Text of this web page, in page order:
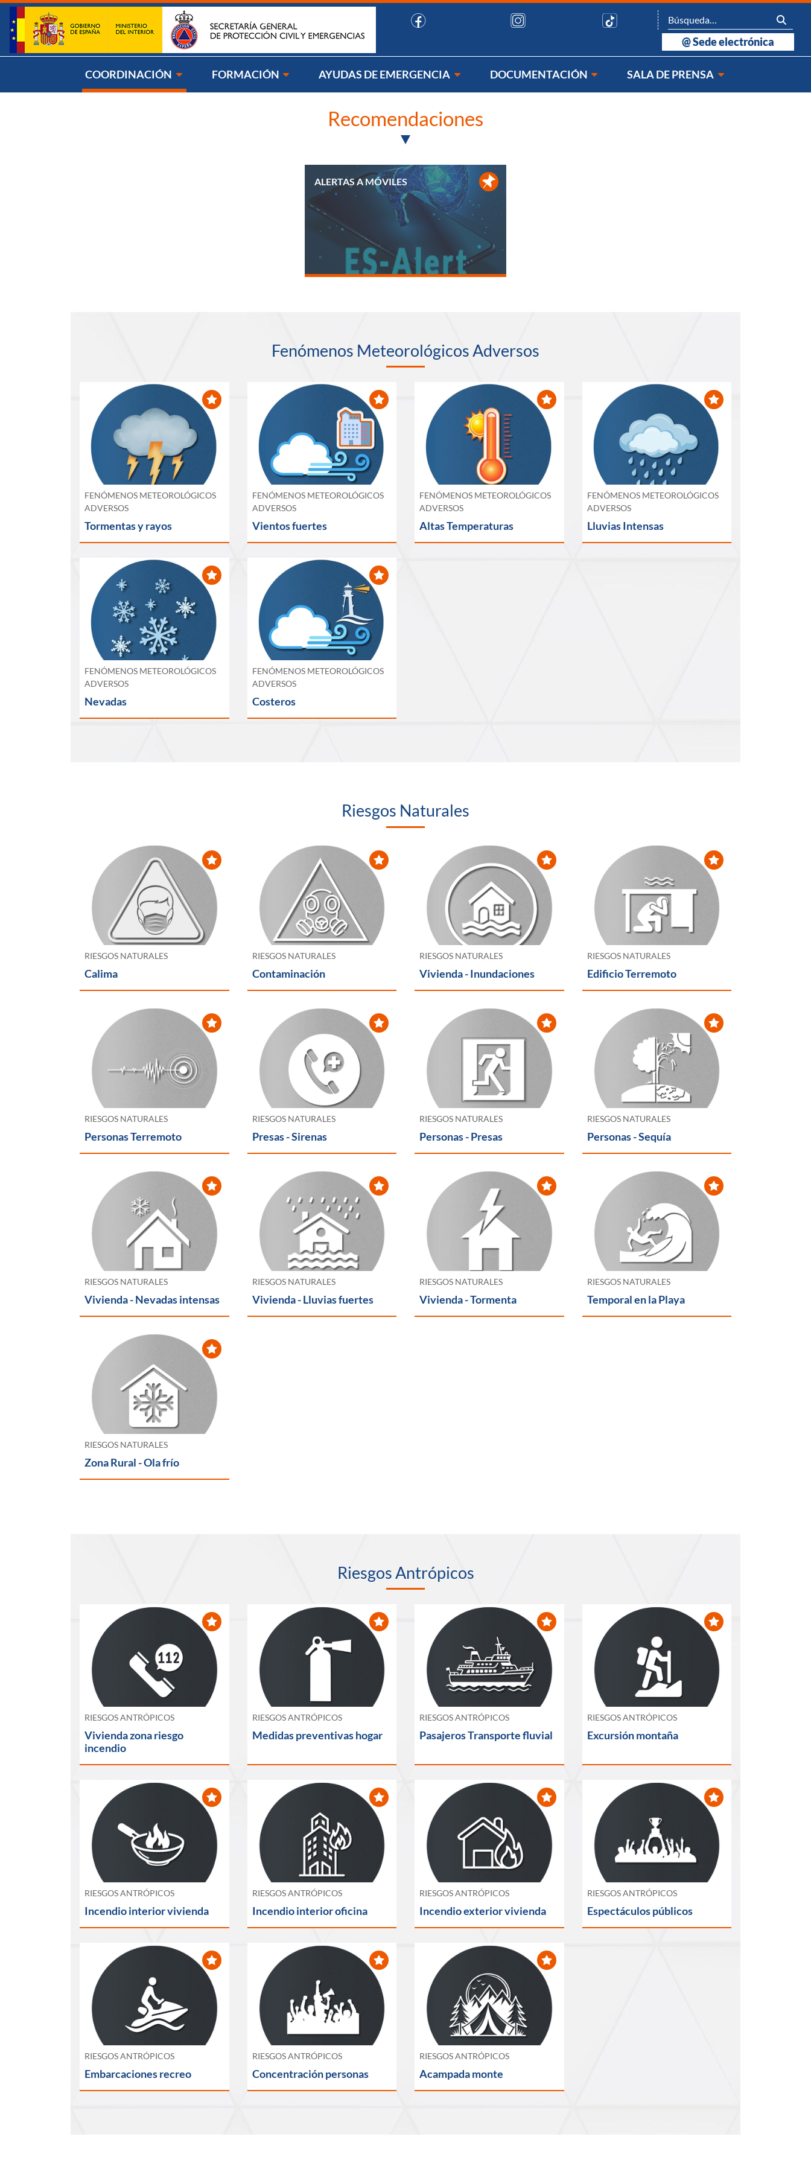
Saltar al contenido
@Sede electrónica
COORDINACIÓN FORMACIÓN AYUDAS DE EMERGENCIA DOCUMENTACIÓN SALA DE PRENSA
Recomendaciones
ALERTAS A MÓVILES
Fenómenos Meteorológicos Adversos
FENÓMENOS METEOROLÓGICOS
ADVERSOS
Tormentas y rayos
FENÓMENOS METEOROLÓGICOS
ADVERSOS
Vientos fuertes
FENÓMENOS METEOROLÓGICOS
ADVERSOS
Altas Temperaturas
FENÓMENOS METEOROLÓGICOS
ADVERSOS
Lluvias Intensas
FENÓMENOS METEOROLÓGICOS
ADVERSOS
Nevadas
FENÓMENOS METEOROLÓGICOS
ADVERSOS
Costeros
Riesgos Naturales
RIESGOS NATURALES
Calima
RIESGOS NATURALES
Contaminación
RIESGOS NATURALES
Vivienda - Inundaciones
RIESGOS NATURALES
Edificio Terremoto
RIESGOS NATURALES
Personas Terremoto
RIESGOS NATURALES
Presas - Sirenas
RIESGOS NATURALES
Personas - Presas
RIESGOS NATURALES
Personas - Sequía
RIESGOS NATURALES
Vivienda - Nevadas intensas
RIESGOS NATURALES
Vivienda - Lluvias fuertes
RIESGOS NATURALES
Vivienda - Tormenta
RIESGOS NATURALES
Temporal en la Playa
RIESGOS NATURALES
Zona Rural - Ola frío
Riesgos Antrópicos
RIESGOS ANTRÓPICOS
Vivienda zona riesgo
incendio
RIESGOS ANTRÓPICOS
Medidas preventivas hogar
RIESGOS ANTRÓPICOS
Pasajeros Transporte fluvial
RIESGOS ANTRÓPICOS
Excursión montaña
RIESGOS ANTRÓPICOS
Incendio interior vivienda
RIESGOS ANTRÓPICOS
Incendio interior oficina
RIESGOS ANTRÓPICOS
Incendio exterior vivienda
RIESGOS ANTRÓPICOS
Espectáculos públicos
RIESGOS ANTRÓPICOS
Embarcaciones recreo
RIESGOS ANTRÓPICOS
Concentración personas
RIESGOS ANTRÓPICOS
Acampada monte